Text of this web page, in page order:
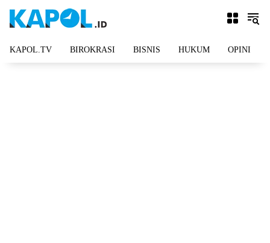
KAPOL.TV BIROKRASI BISNIS HUKUM OPINI